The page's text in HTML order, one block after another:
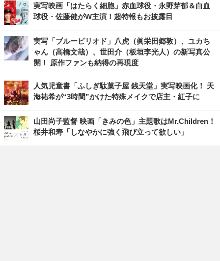
実写映画「はたらく細胞」赤血球役・永野芽郁＆白血
球役・佐藤健がW主演！超特報もお披露目
実写「ブルーピリオド」八虎（眞栄田郷敦）、ユカち
ゃん（高橋文哉）、世田介（板垣李光人）の新写真公
開！ 原作ファンも納得の再現度
人気児童書「ふしぎ駄菓子屋 銭天堂」実写映画化！ 天
海祐希が“3時間”かけた特殊メイクで店主・紅子に
山田尚子監督 映画「きみの色」主題歌はMr.Children！
桜井和寿「しなやかに強く飛び立って欲しい」